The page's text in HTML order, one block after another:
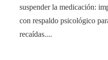
suspender la medicación:
con respaldo psicológico
recaídas....